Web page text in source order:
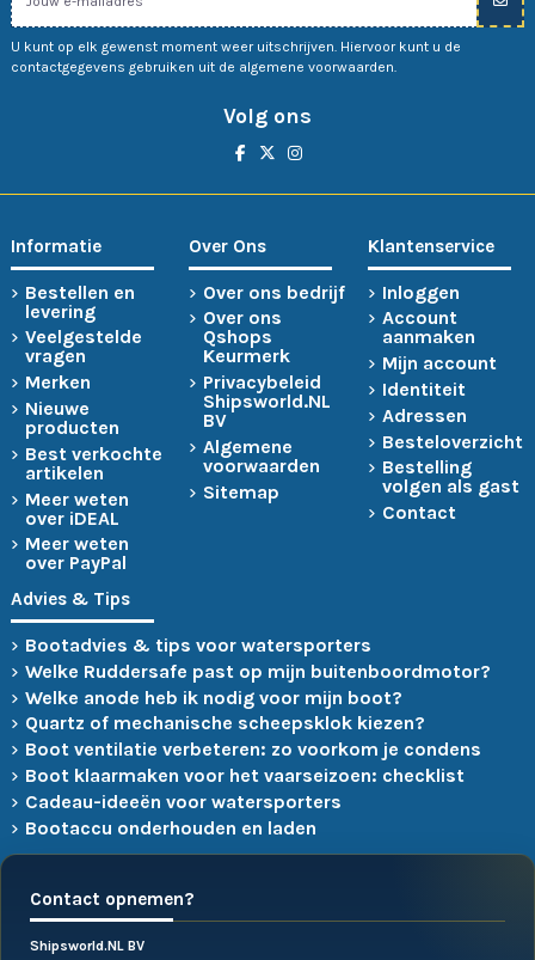
U kunt op elk gewenst moment weer uitschrijven. Hiervoor kunt u de
contactgegevens gebruiken uit de algemene voorwaarden.
Volg ons
Informatie
Bestellen en
levering
Veelgestelde
vragen
Merken
Nieuwe
producten
Best verkochte
artikelen
Meer weten
over iDEAL
Meer weten
over PayPal
Over Ons
Over ons bedrijf
Over ons
Qshops
Keurmerk
Privacybeleid
Shipsworld.NL
BV
Algemene
voorwaarden
Sitemap
Klantenservice
Inloggen
Account
aanmaken
Mijn account
Identiteit
Adressen
Besteloverzicht
Bestelling
volgen als gast
Contact
Advies & Tips
Bootadvies & tips voor watersporters
Welke Ruddersafe past op mijn buitenboordmotor?
Welke anode heb ik nodig voor mijn boot?
Quartz of mechanische scheepsklok kiezen?
Boot ventilatie verbeteren: zo voorkom je condens
Boot klaarmaken voor het vaarseizoen: checklist
Cadeau-ideeën voor watersporters
Bootaccu onderhouden en laden
Contact opnemen?
Shipsworld.NL BV